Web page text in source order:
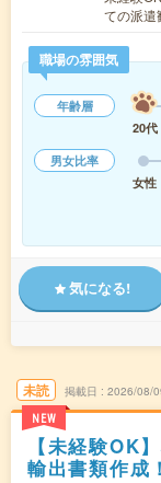
ての派遣
職場の雰囲気
年齢層
20代
男女比率
女性
気になる!
未読
NEW
掲載日 2026/08/
【未経験OK
輸出書類作成！